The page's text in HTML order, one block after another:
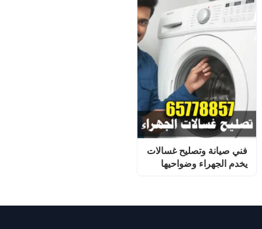
فني صيانة وتصليح غسالات
يخدم الجهراء وضواحيها